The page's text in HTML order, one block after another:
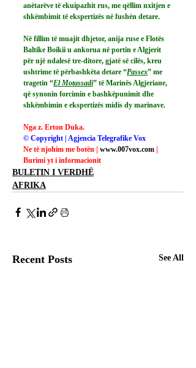
anëtarëve të ekuipazhit rus, me qëllim nxitjen e
shkëmbimit të ekspertizës në fushën detare.
Në fillim të muajit dhjetor, anija ruse e Flotës
Baltike Boikii u ankorua në portin e Algjerit
për një ndalesë tre-ditore, gjatë së cilës, kreu
ushtrime të përbashkëta detare “Passex” me
tragetin “El Motassadi” të Marinës Algjeriane,
që synonin forcimin e bashkëpunimit dhe
shkëmbimin e ekspertizës midis dy marinave.
Nga z. Erton Duka.
© Copyright | Agjencia Telegrafike Vox
Ne të njohim me botën | www.007vox.com |
Burimi yt i informacionit
BULETIN I VERDHË
AFRIKA
Recent Posts See All